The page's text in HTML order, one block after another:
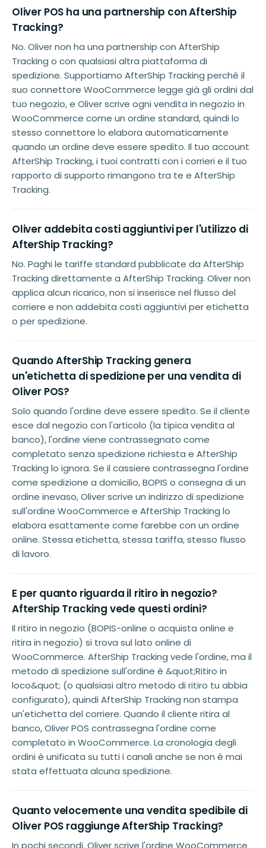
Oliver POS ha una partnership con AfterShip
Tracking?
No. Oliver non ha una partnership con AfterShip
Tracking o con qualsiasi altra piattaforma di
spedizione. Supportiamo AfterShip Tracking perché il
suo connettore WooCommerce legge già gli ordini dal
tuo negozio, e Oliver scrive ogni vendita in negozio in
WooCommerce come un ordine standard, quindi lo
stesso connettore lo elabora automaticamente
quando un ordine deve essere spedito. Il tuo account
AfterShip Tracking, i tuoi contratti con i corrieri e il tuo
rapporto di supporto rimangono tra te e AfterShip
Tracking.
Oliver addebita costi aggiuntivi per l'utilizzo di
AfterShip Tracking?
No. Paghi le tariffe standard pubblicate da AfterShip
Tracking direttamente a AfterShip Tracking. Oliver non
applica alcun ricarico, non si inserisce nel flusso del
corriere e non addebita costi aggiuntivi per etichetta
o per spedizione.
Quando AfterShip Tracking genera
un'etichetta di spedizione per una vendita di
Oliver POS?
Solo quando l'ordine deve essere spedito. Se il cliente
esce dal negozio con l'articolo (la tipica vendita al
banco), l'ordine viene contrassegnato come
completato senza spedizione richiesta e AfterShip
Tracking lo ignora. Se il cassiere contrassegna l'ordine
come spedizione a domicilio, BOPIS o consegna di un
ordine inevaso, Oliver scrive un indirizzo di spedizione
sull'ordine WooCommerce e AfterShip Tracking lo
elabora esattamente come farebbe con un ordine
online. Stessa etichetta, stessa tariffa, stesso flusso
di lavoro.
E per quanto riguarda il ritiro in negozio?
AfterShip Tracking vede questi ordini?
Il ritiro in negozio (BOPIS-online o acquista online e
ritira in negozio) si trova sul lato online di
WooCommerce. AfterShip Tracking vede l'ordine, ma il
metodo di spedizione sull'ordine è &quot;Ritiro in
loco&quot; (o qualsiasi altro metodo di ritiro tu abbia
configurato), quindi AfterShip Tracking non stampa
un'etichetta del corriere. Quando il cliente ritira al
banco, Oliver POS contrassegna l'ordine come
completato in WooCommerce. La cronologia degli
ordini è unificata su tutti i canali anche se non è mai
stata effettuata alcuna spedizione.
Quanto velocemente una vendita spedibile di
Oliver POS raggiunge AfterShip Tracking?
In pochi secondi. Oliver scrive l'ordine WooCommerce